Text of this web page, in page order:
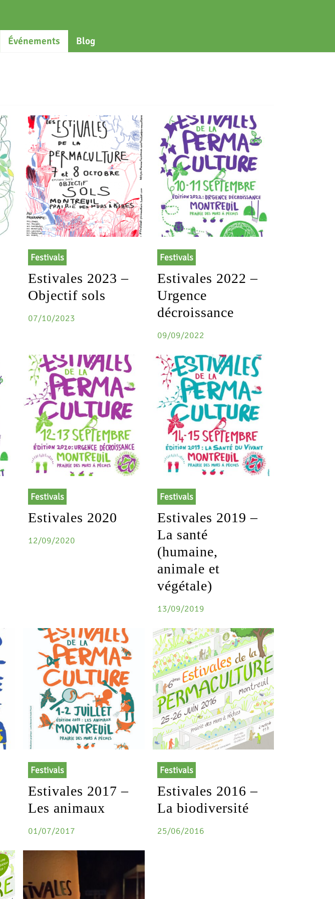
Événements Blog
Festivals
Estivales 2023 –
Objectif sols
07/10/2023
Festivals
Estivales 2022 –
Urgence
décroissance
09/09/2022
Festivals
Estivales 2020
12/09/2020
Festivals
Estivales 2019 –
La santé
(humaine,
animale et
végétale)
13/09/2019
Festivals
Estivales 2017 –
Les animaux
01/07/2017
Festivals
Estivales 2016 –
La biodiversité
25/06/2016